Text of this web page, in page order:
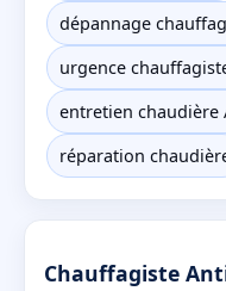
dépannage
urgence
entretien chaudière
réparation
Chauffagiste